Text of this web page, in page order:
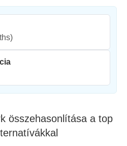
összehasonlítása a top